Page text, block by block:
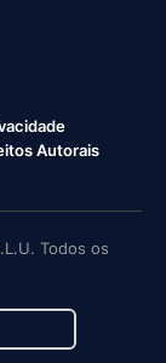
Autorais
Todos os